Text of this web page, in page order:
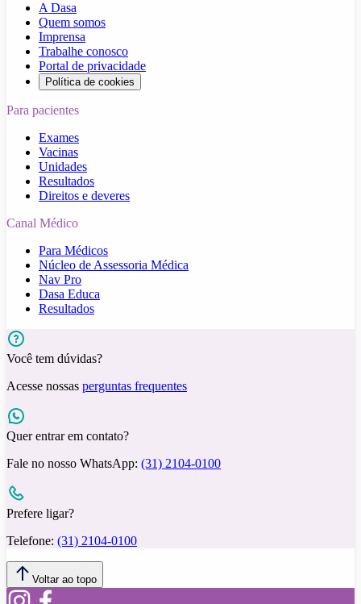
A Dasa
Quem somos
Imprensa
Trabalhe conosco
Portal de privacidade
Política de cookies
Para pacientes
Exames
Vacinas
Unidades
Resultados
Direitos e deveres
Canal Médico
Para Médicos
Núcleo de Assessoria Médica
Nav Pro
Dasa Educa
Resultados
Você tem dúvidas?
Acesse nossas perguntas frequentes
Quer entrar em contato?
Fale no nosso WhatsApp: (31) 2104-0100
Prefere ligar?
Telefone: (31) 2104-0100
Voltar ao topo